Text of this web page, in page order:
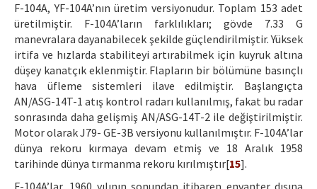
F-104A, YF-104A’nın üretim versiyonudur. Toplam 153 adet
üretilmiştir. F-104A’ların farklılıkları; gövde 7.33 G
manevralara dayanabilecek şekilde güçlendirilmiştir. Yüksek
irtifa ve hızlarda stabiliteyi artırabilmek için kuyruk altına
düşey kanatçık eklenmiştir. Flapların bir bölümüne basınçlı
hava üfleme sistemleri ilave edilmiştir. Başlangıçta
AN/ASG-14T-1 atış kontrol radarı kullanılmış, fakat bu radar
sonrasında daha gelişmiş AN/ASG-14T-2 ile değiştirilmiştir.
Motor olarak J79- GE-3B versiyonu kullanılmıştır. F-104A’lar
dünya rekoru kırmaya devam etmiş ve 18 Aralık 1958
tarihinde dünya tırmanma rekoru kırılmıştır[15].